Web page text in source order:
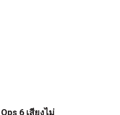
6 เสียงไม่